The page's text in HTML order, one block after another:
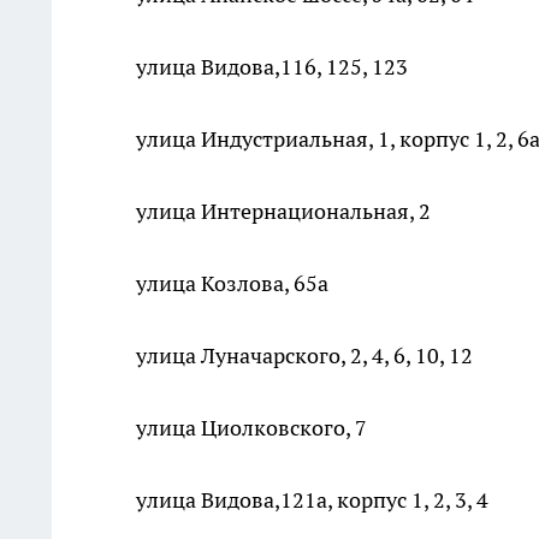
улица Видова,116, 125, 123
улица Индустриальная, 1, корпус 1, 2,
улица Интернациональная, 2
улица Козлова, 65а
улица Луначарского, 2, 4, 6, 10, 12
улица Циолковского, 7
улица Видова,121а, корпус 1, 2, 3, 4